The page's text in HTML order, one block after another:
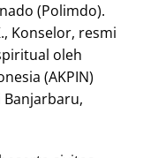
(Polimdo).
Konselor, resmi
oleh
(AKPIN)